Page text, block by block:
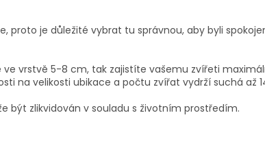
proto je důležité vybrat tu správnou, aby byli
ve vrstvě 5-8 cm, tak zajistíte vašemu zvířeti
na velikosti ubikace a počtu zvířat vydrží suchá až
být zlikvidován v souladu s životním prostředím.